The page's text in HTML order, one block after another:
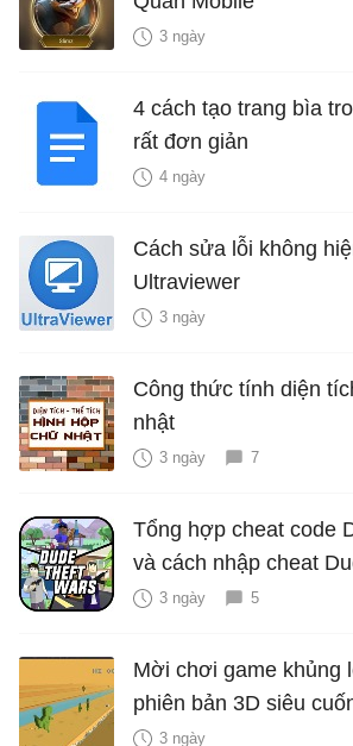
3 ngày
4 cách tạo trang bìa
rất đơn giản
4 ngày
Cách sửa lỗi không
Ultraviewer
3 ngày
Công thức tính diện
nhật
3 ngày 7
Tổng hợp cheat code
và cách nhập cheat
3 ngày 5
Mời chơi game khủng
phiên bản 3D siêu
3 ngày